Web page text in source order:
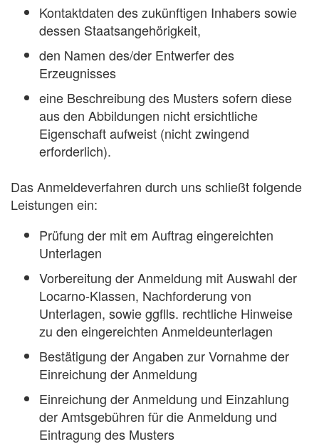
Kontaktdaten des zukünftigen Inhabers sowie
dessen Staatsangehörigkeit,
den Namen des/der Entwerfer des
Erzeugnisses
eine Beschreibung des Musters sofern diese
aus den Abbildungen nicht ersichtliche
Eigenschaft aufweist (nicht zwingend
erforderlich).
Das Anmeldeverfahren durch uns schließt folgende
Leistungen ein:
Prüfung der mit em Auftrag eingereichten
Unterlagen
Vorbereitung der Anmeldung mit Auswahl der
Locarno-Klassen, Nachforderung von
Unterlagen, sowie ggflls. rechtliche Hinweise
zu den eingereichten Anmeldeunterlagen
Bestätigung der Angaben zur Vornahme der
Einreichung der Anmeldung
Einreichung der Anmeldung und Einzahlung
der Amtsgebühren für die Anmeldung und
Eintragung des Musters